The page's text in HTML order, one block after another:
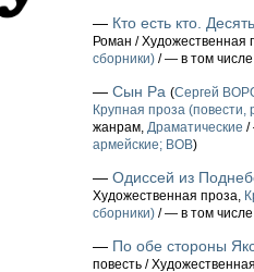
— Кто есть кто.
Роман / Художественная
сборники) / — в том
— Сын Ра (Сергей
Крупная проза
жанрам, Драматические /
армейские; ВОВ)
— Одиссей из
Художественная проза,
сборники) / — в том
— По обе стороны
повесть /